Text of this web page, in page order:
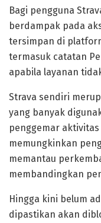
Bagi pengguna
berdampak pada
tersimpan di
termasuk catatan
apabila layanan
Strava sendiri
yang banyak
penggemar
memungkinkan
memantau
membandingkan
Hingga kini belum
dipastikan akan